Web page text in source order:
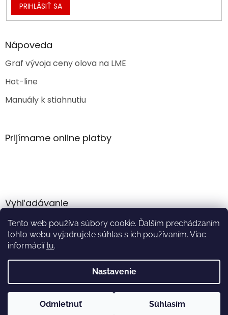
Tento web používa súbory cookie. Ďalším prechádzaním
tohto webu vyjadrujete súhlas s ich používaním. Viac
informáciítu.
Nastavenie
Odmietnuť Súhlasím
PRIHLÁSIŤ SA
Nápoveda
Graf vývoja ceny olova na LME
Hot-line
Manuály k stiahnutiu
Prijímame online platby
Vyhľadávanie
HĽADAŤ
Vytvoril Shoptet
Copyright 2026Akumulator.sk . Všetky práva vyhradené.